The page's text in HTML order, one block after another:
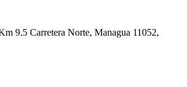
9.5 Carretera Norte, Managua 11052,